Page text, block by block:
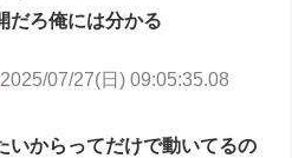
だろ俺には分かる
2025/07/27(日) 09:05:35.08
いからってだけで動いてるの